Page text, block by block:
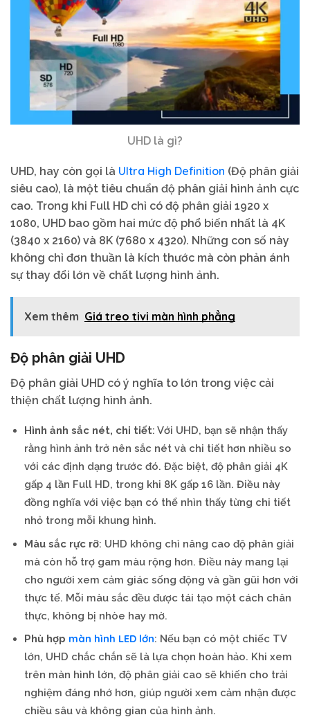
UHD là gì?
UHD, hay còn gọi là Ultra High Definition (Độ phân giải
siêu cao), là một tiêu chuẩn độ phân giải hình ảnh cực
cao. Trong khi Full HD chỉ có độ phân giải 1920 x
1080, UHD bao gồm hai mức độ phổ biến nhất là 4K
(3840 x 2160) và 8K (7680 x 4320). Những con số này
không chỉ đơn thuần là kích thước mà còn phản ánh
sự thay đổi lớn về chất lượng hình ảnh.
Xem thêm Giá treo tivi màn hình phẳng
Độ phân giải UHD
Độ phân giải UHD có ý nghĩa to lớn trong việc cải
thiện chất lượng hình ảnh.
Hình ảnh sắc nét, chi tiết: Với UHD, bạn sẽ nhận thấy
rằng hình ảnh trở nên sắc nét và chi tiết hơn nhiều so
với các định dạng trước đó. Đặc biệt, độ phân giải 4K
gấp 4 lần Full HD, trong khi 8K gấp 16 lần. Điều này
đồng nghĩa với việc bạn có thể nhìn thấy từng chi tiết
nhỏ trong mỗi khung hình.
Màu sắc rực rỡ: UHD không chỉ nâng cao độ phân giải
mà còn hỗ trợ gam màu rộng hơn. Điều này mang lại
cho người xem cảm giác sống động và gần gũi hơn với
thực tế. Mỗi màu sắc đều được tái tạo một cách chân
thực, không bị nhòe hay mờ.
Phù hợp màn hình LED lớn: Nếu bạn có một chiếc TV
lớn, UHD chắc chắn sẽ là lựa chọn hoàn hảo. Khi xem
trên màn hình lớn, độ phân giải cao sẽ khiến cho trải
nghiệm đáng nhớ hơn, giúp người xem cảm nhận được
chiều sâu và không gian của hình ảnh.